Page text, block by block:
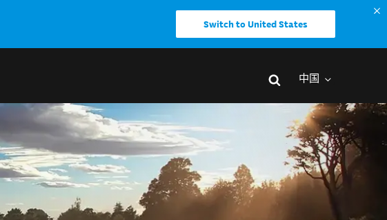
Switch to United States
中国